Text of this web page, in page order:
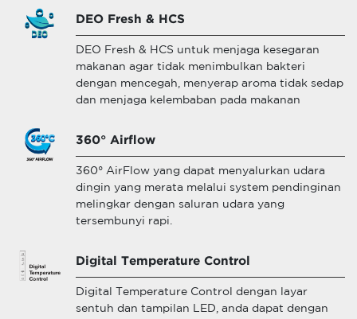
DEO Fresh & HCS
DEO Fresh & HCS untuk menjaga kesegaran
makanan agar tidak menimbulkan bakteri
dengan mencegah, menyerap aroma tidak sedap
dan menjaga kelembaban pada makanan
360° Airflow
360° AirFlow yang dapat menyalurkan udara
dingin yang merata melalui system pendinginan
melingkar dengan saluran udara yang
tersembunyi rapi.
Digital Temperature Control
Digital Temperature Control dengan layar
sentuh dan tampilan LED, anda dapat dengan